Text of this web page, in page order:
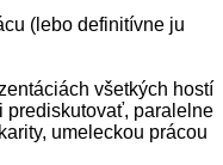
(lebo definitívne ju
všetkých hostí
prediskutovať, paralelne
umeleckou prácou